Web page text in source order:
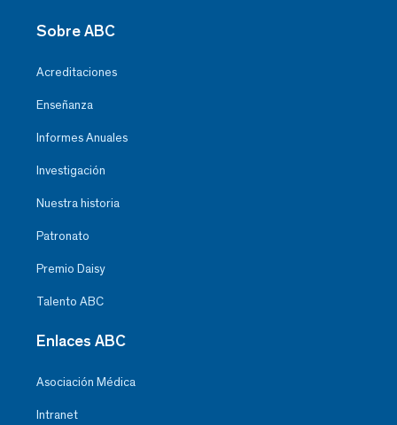
Sobre ABC
Acreditaciones
Enseñanza
Informes Anuales
Investigación
Nuestra historia
Patronato
Premio Daisy
Talento ABC
Enlaces ABC
Asociación Médica
Intranet